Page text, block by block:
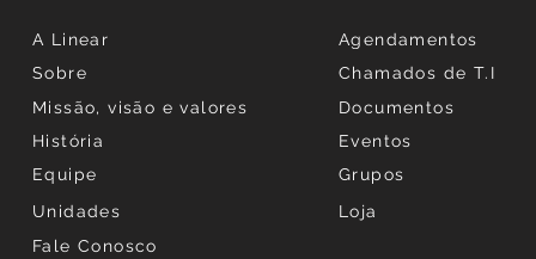
A Linear
Sobre
Missão, visão e valores
História
Equipe
Unidades
Agendamentos
Chamados de T.I
Documentos
Eventos
Grupos
Loja
Fale Conosco